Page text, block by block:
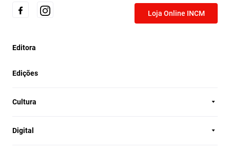
Loja Online INCM
Editora
Edições
Cultura
Digital